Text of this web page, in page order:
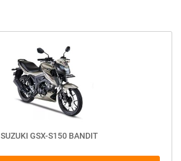
SUZUKI GSX-S150 BANDIT